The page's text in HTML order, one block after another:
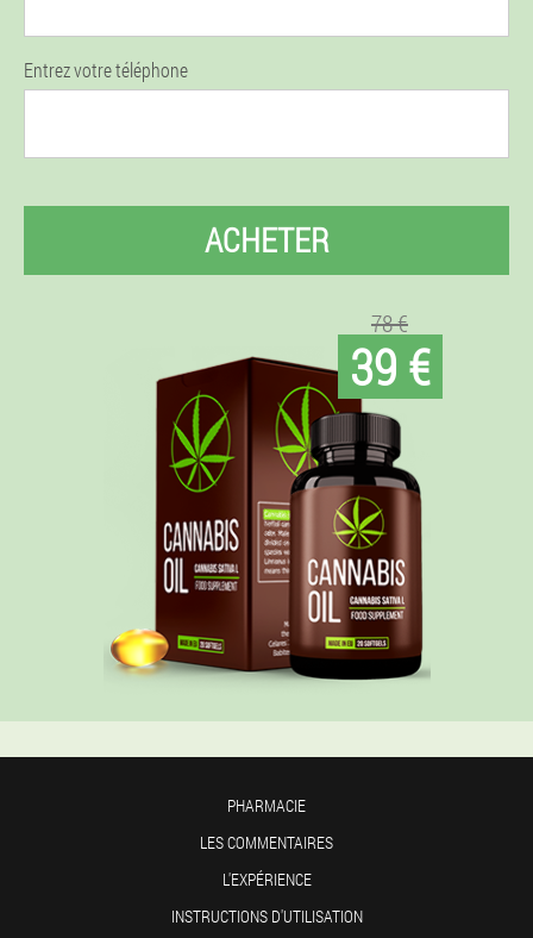
Entrez votre téléphone
ACHETER
78 €
39 €
PHARMACIE
LES COMMENTAIRES
L'EXPÉRIENCE
INSTRUCTIONS D'UTILISATION